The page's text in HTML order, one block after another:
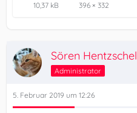
10,37 kB 396 × 332
Sören Hentzschel
Administrator
5. Februar 2019 um 12:26